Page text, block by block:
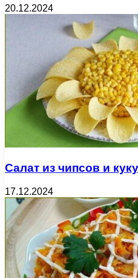
20.12.2024
Салат из чипсов и
17.12.2024